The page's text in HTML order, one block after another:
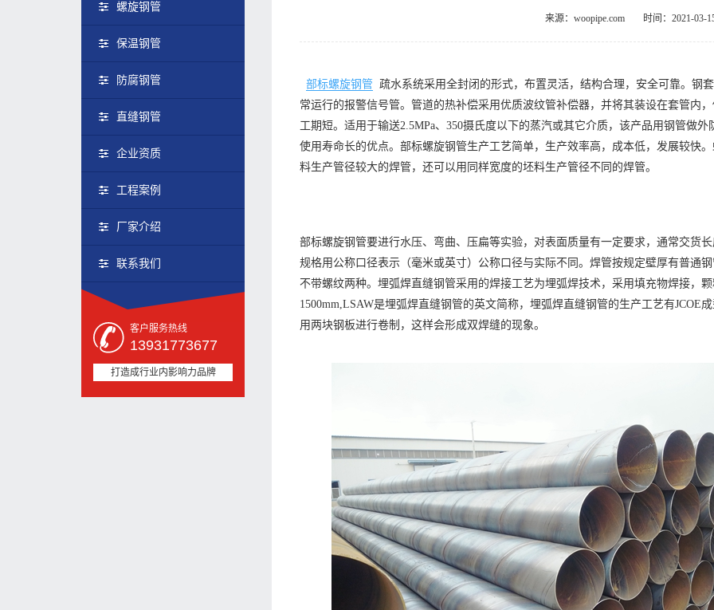
螺旋钢管
保温钢管
防腐钢管
直缝钢管
企业资质
工程案例
厂家介绍
联系我们
客户服务热线
13931773677
打造成行业内影响力品牌
来源：woopipe.com 时间：2021-03-
部标螺旋钢管
疏水系统采用全封闭的形式，布置灵活，结构合理，安全可靠。钢
常运行的报警信号管。管道的热补偿采用优质波纹管补偿器，并将其装设在套管内
工期短。适用于输送2.5MPa、350摄氏度以下的蒸汽或其它介质，该产品用钢管做
使用寿命长的优点。部标螺旋钢管生产工艺简单，生产效率高，成本低，发展较快
料生产管径较大的焊管，还可以用同样宽度的坯料生产管径不同的焊管。
部标螺旋钢管要进行水压、弯曲、压扁等实验，对表面质量有一定要求，通常交货
规格用公称口径表示（毫米或英寸）公称口径与实际不同。焊管按规定壁厚有普通
不带螺纹两种。埋弧焊直缝钢管采用的焊接工艺为埋弧焊技术，采用填充物焊接，
1500mm,LSAW是埋弧焊直缝钢管的英文简称，埋弧焊直缝钢管的生产工艺有JCOE
用两块钢板进行卷制，这样会形成双焊缝的现象。